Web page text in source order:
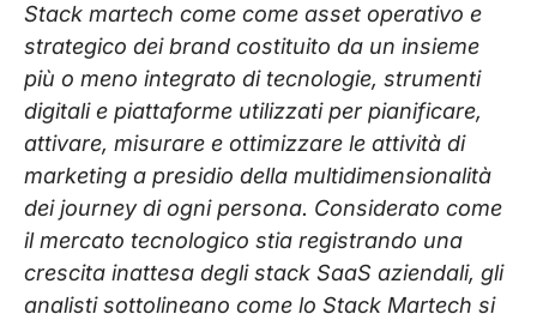
Stack martech come come asset operativo e
strategico dei brand costituito da un insieme
più o meno integrato di tecnologie, strumenti
digitali e piattaforme utilizzati per pianificare,
attivare, misurare e ottimizzare le attività di
marketing a presidio della multidimensionalità
dei journey di ogni persona. Considerato come
il mercato tecnologico stia registrando una
crescita inattesa degli stack SaaS aziendali, gli
analisti sottolineano come lo Stack Martech si